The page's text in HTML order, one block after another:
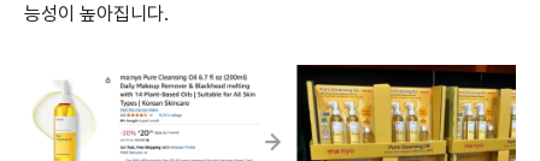
능성이 높아집니다.